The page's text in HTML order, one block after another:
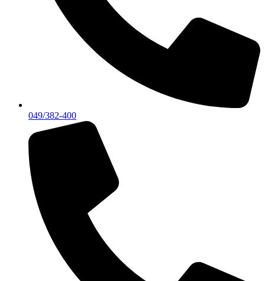
049/382-400